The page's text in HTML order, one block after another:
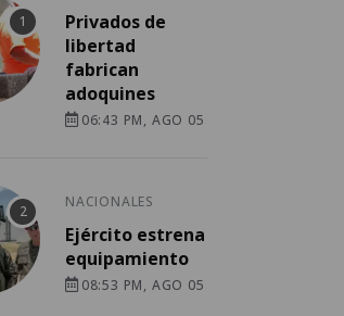
Privados de
libertad
fabrican
adoquines
06:43 PM, AGO 05
NACIONALES
Ejército estrena
equipamiento
08:53 PM, AGO 05